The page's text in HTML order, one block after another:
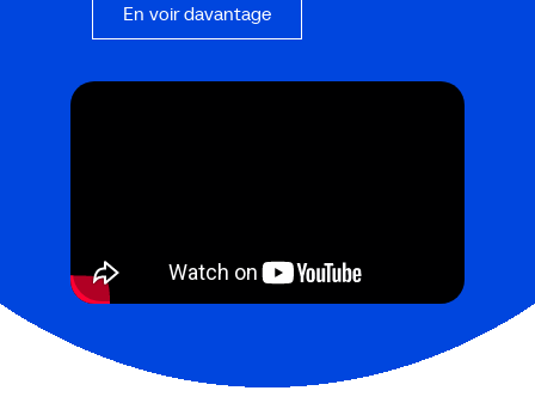
En voir davantage